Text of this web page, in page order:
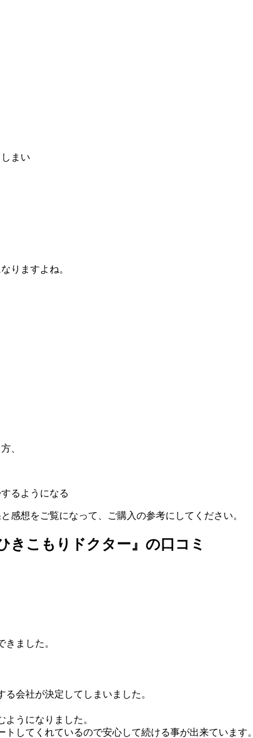
まい
りますよね。
、
るようになる
想をご覧になって、ご購入の参考にしてください。
こもりドクター』の口コミ
ました。
会社が決定してしまいました。
うになりました。
してくれているので安心して続ける事が出来ています。